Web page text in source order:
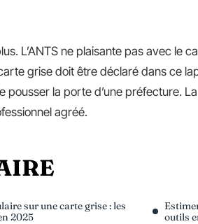
L’ANTS ne plaisante pas avec le
grise doit être déclaré dans ce
pousser la porte d’une préfecture.
agréé.
sur une carte grise : les
2025
outils